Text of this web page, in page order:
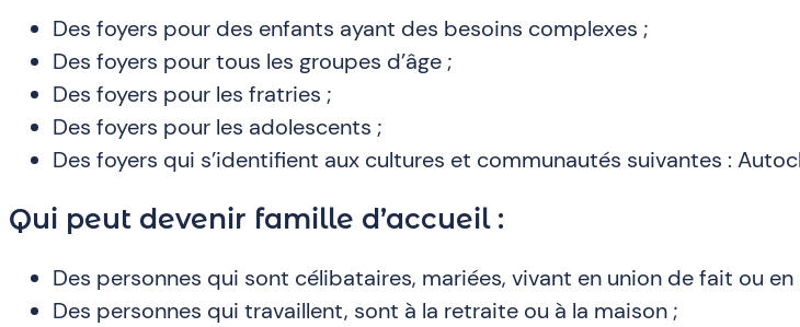
Des foyers pour des enfants ayant des besoins complexes ;
Des foyers pour tous les groupes d’âge ;
Des foyers pour les fratries ;
Des foyers pour les adolescents ;
Des foyers qui s’identifient aux cultures et communautés suivantes :
Qui peut devenir famille d’accueil :
Des personnes qui sont célibataires, mariées, vivant en union de fait ou
Des personnes qui travaillent, sont à la retraite ou à la maison ;